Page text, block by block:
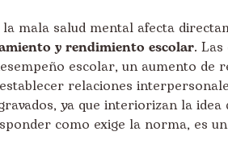
la mala salud mental afecta
y rendimiento escolar.
escolar, un aumento de
relaciones
ya que interiorizan la
como exige la norma, es